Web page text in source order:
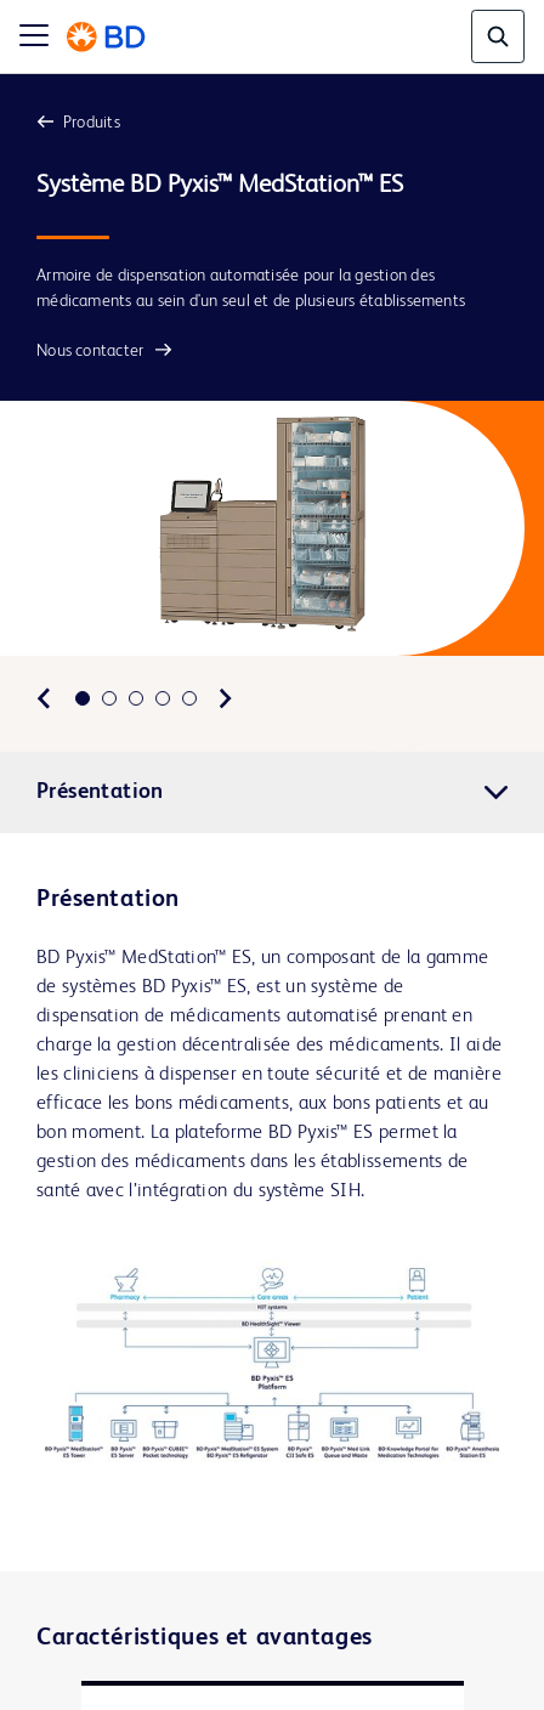
Produits
Système BD Pyxis™ MedStation™ ES
Armoire de dispensation automatisée pour la gestion des
médicaments au sein d'un seul et de plusieurs établissements
Nous contacter
Présentation
Présentation
BD Pyxis™ MedStation™ ES, un composant de la gamme
de systèmes BD Pyxis™ ES, est un système de
dispensation de médicaments automatisé prenant en
charge la gestion décentralisée des médicaments. Il aide
les cliniciens à dispenser en toute sécurité et de manière
efficace les bons médicaments, aux bons patients et au
bon moment. La plateforme BD Pyxis™ ES permet la
gestion des médicaments dans les établissements de
santé avec l’intégration du système SIH.
Caractéristiques et avantages